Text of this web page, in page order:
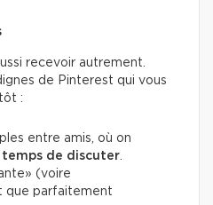
recevoir autrement.
de Pinterest qui vous
:
entre amis, où on
de discuter.
(voire
que parfaitement